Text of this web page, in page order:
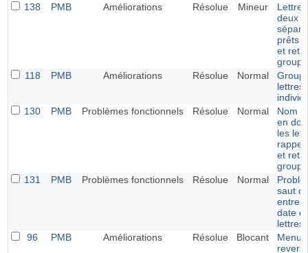
138
PMB Améliorations Résolue Mineur
Lettre
deux
prêts
et
groupe
118
PMB Améliorations Résolue Normal
lettres
130
PMB Problèmes fonctionnels Résolue Normal
Nom
en
les
rappel
et
groupe
131
PMB Problèmes fonctionnels Résolue Normal
saut
entre
date
lettres
96
PMB Améliorations Résolue Blocant
Menu